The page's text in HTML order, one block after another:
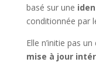
basé sur une
conditionnée par
Elle n’initie pas
mise à jour